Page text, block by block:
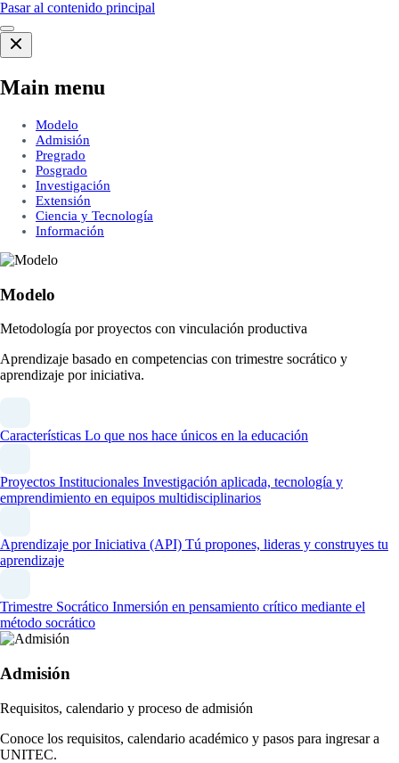
Pasar al contenido principal
Main menu
Modelo
Admisión
Pregrado
Posgrado
Investigación
Extensión
Ciencia y Tecnología
Información
Modelo
Metodología por proyectos con vinculación productiva
Aprendizaje basado en competencias con trimestre socrático y
aprendizaje por iniciativa.
Características Lo que nos hace únicos en la educación
Proyectos Institucionales Investigación aplicada, tecnología y
emprendimiento en equipos multidisciplinarios
Aprendizaje por Iniciativa (API) Tú propones, lideras y construyes tu
aprendizaje
Trimestre Socrático Inmersión en pensamiento crítico mediante el
método socrático
Admisión
Requisitos, calendario y proceso de admisión
Conoce los requisitos, calendario académico y pasos para ingresar a
UNITEC.